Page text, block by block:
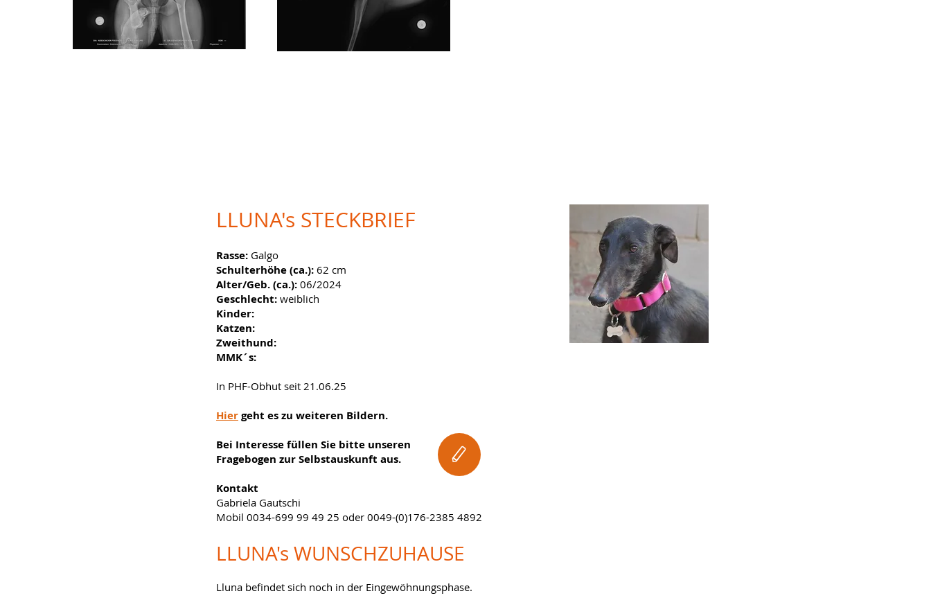
LLUNA's STECKBRIEF
Rasse: Galgo
Schulterhöhe (ca.): 62 cm
Alter/Geb. (ca.): 06/2024
Geschlecht: weiblich
Kinder:
Katzen:
Zweithund:
MMK´s:
In PHF-Obhut seit 21.06.25
Hiergeht es zu weiteren Bildern.
Bei Interesse füllen Sie bitte unseren
Fragebogen zur Selbstauskunft aus.
Kontakt
Gabriela Gautschi
Mobil 0034-699 99 49 25 oder 0049-(0)176-2385 4892
LLUNA's WUNSCHZUHAUSE
Lluna befindet sich noch in der Eingewöhnungsphase.